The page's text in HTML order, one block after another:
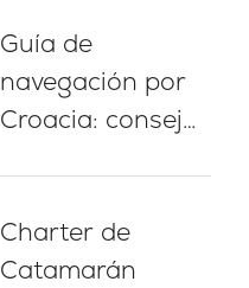
yate en Croacia
Guía de
navegación por
Croacia: consejos
para
principiantes
Charter de
Catamarán